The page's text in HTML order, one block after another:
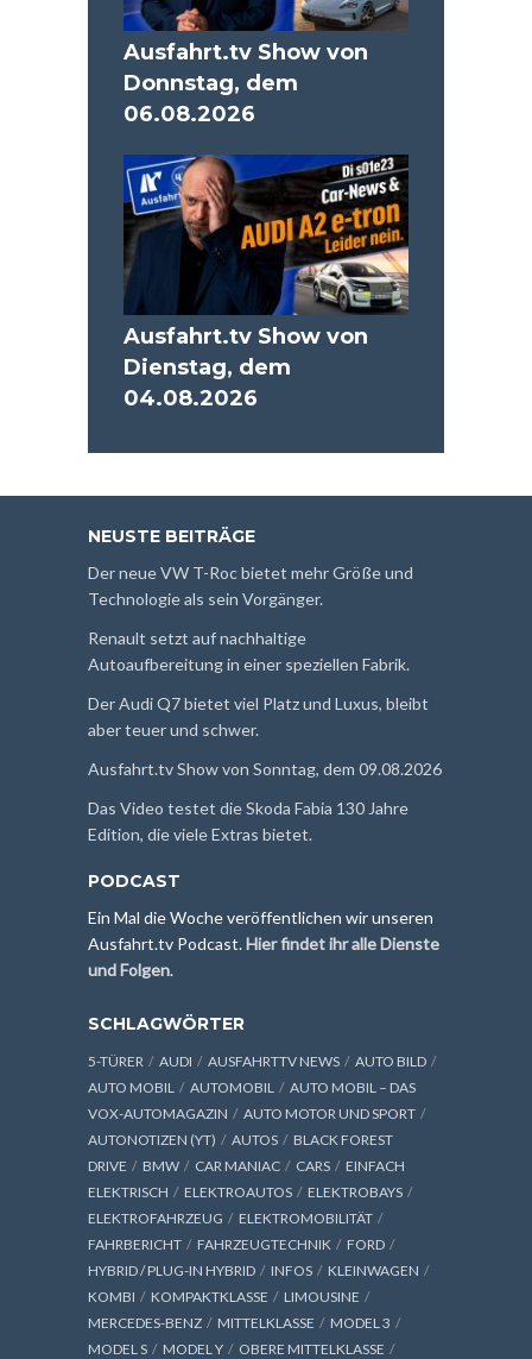
Ausfahrt.tv Show von
Donnstag, dem
06.08.2026
Ausfahrt.tv Show von
Dienstag, dem
04.08.2026
NEUSTE BEITRÄGE
Der neue VW T-Roc bietet mehr Größe und
Technologie als sein Vorgänger.
Renault setzt auf nachhaltige
Autoaufbereitung in einer speziellen Fabrik.
Der Audi Q7 bietet viel Platz und Luxus, bleibt
aber teuer und schwer.
Ausfahrt.tv Show von Sonntag, dem 09.08.2026
Das Video testet die Skoda Fabia 130 Jahre
Edition, die viele Extras bietet.
PODCAST
Ein Mal die Woche veröffentlichen wir unseren
Ausfahrt.tv Podcast.Hier findet ihr alle Dienste
und Folgen.
SCHLAGWÖRTER
5-TÜRER AUDI AUSFAHRTTV NEWS
AUTO BILD
AUTO MOBIL
AUTOMOBIL
AUTO MOBIL – DAS
VOX-AUTOMAGAZIN
AUTO MOTOR UND SPORT
AUTONOTIZEN (YT)
AUTOS
BLACK FOREST
DRIVE
BMW CAR MANIAC CARS
EINFACH
ELEKTRISCH
ELEKTROAUTOS
ELEKTROBAYS
ELEKTROFAHRZEUG
ELEKTROMOBILITÄT
FAHRBERICHT
FAHRZEUGTECHNIK
FORD
HYBRID / PLUG-IN HYBRID
INFOS
KLEINWAGEN
KOMBI
KOMPAKTKLASSE
LIMOUSINE
MERCEDES-BENZ
MITTELKLASSE
MODEL 3
MODEL S
MODEL Y OBERE MITTELKLASSE